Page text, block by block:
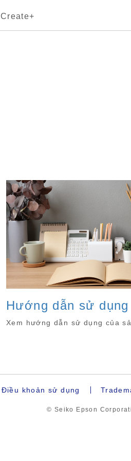
Create+
Hướng dẫn sử dụng
Xem hướng dẫn sử dụng của
Điều khoản sử dụng
© Seiko Epson